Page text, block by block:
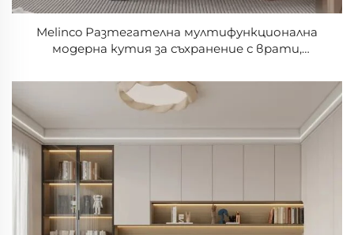
Melinco Разтегателна мултифункционална
модерна кутия за съхранение с врати,
пространство мебел за спалня и дневна